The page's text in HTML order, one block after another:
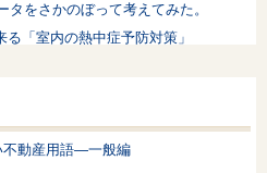
をさかのぼって考えてみた。
「室内の熱中症予防対策」
不動産用語—一般編